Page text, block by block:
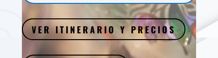
VER ITINERARIO Y PRECIOS